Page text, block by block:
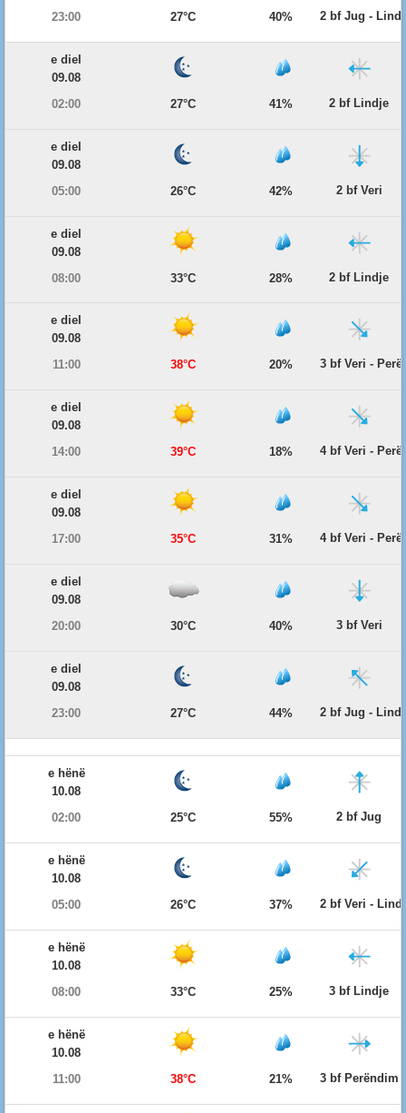
23:00 27°C 40% 2 bf Jug -
e diel
09.08
02:00
27°C 41% 2 bf Lindje
e diel
09.08
05:00
26°C 42% 2 bf Veri
e diel
09.08
08:00
33°C 28% 2 bf Lindje
e diel
09.08
11:00
38°C 20% 3 bf Veri -
e diel
09.08
14:00
39°C 18% 4 bf Veri -
e diel
09.08
17:00
35°C 31% 4 bf Veri -
e diel
09.08
20:00
30°C 40% 3 bf Veri
e diel
09.08
23:00
27°C 44% 2 bf Jug -
e hënë
10.08
02:00
25°C 55% 2 bf Jug
e hënë
10.08
05:00
26°C 37% 2 bf Veri -
e hënë
10.08
08:00
33°C 25% 3 bf Lindje
e hënë
10.08
11:00
38°C 21% 3 bf Perëndim